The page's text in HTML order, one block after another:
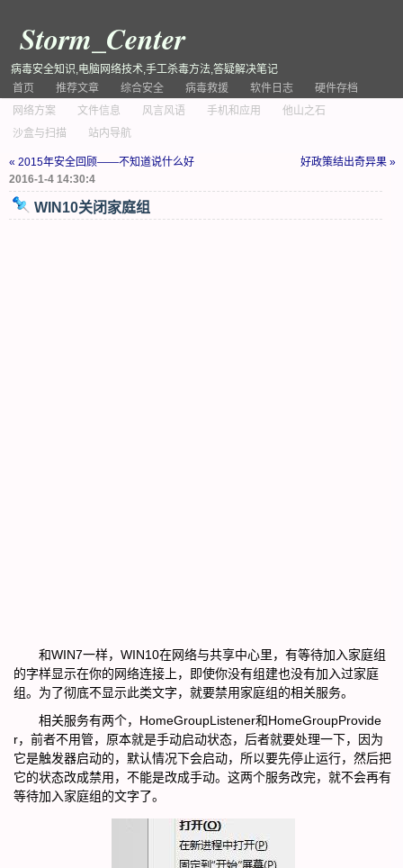
Storm_Center
病毒安全知识,电脑网络技术,手工杀毒方法,答疑解决笔记
首页
推荐文章 综合安全 病毒救援 软件日志
硬件存档
网络方案
文件信息 风言风语 手机和应用
他山之石
沙盒与扫描
站内导航
« 2015年安全回顾——不知道说什么好
好政策结出奇异果 »
2016-1-4 14:30:4
WIN10关闭家庭组
和WIN7一样，WIN10在网络与共享中心里，有等待加入家庭组
的字样显示在你的网络连接上，即使你没有组建也没有加入过家庭
组。为了彻底不显示此类文字，就要禁用家庭组的相关服务。
相关服务有两个，HomeGroupListener和HomeGroupProvide
r，前者不用管，原本就是手动启动状态，后者就要处理一下，因为
它是触发器启动的，默认情况下会启动，所以要先停止运行，然后把
它的状态改成禁用，不能是改成手动。这两个服务改完，就不会再有
等待加入家庭组的文字了。